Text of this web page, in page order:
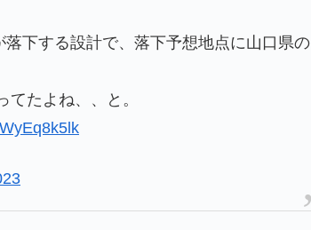
下する設計で、落下予想地点に山口県の
たよね、、と。